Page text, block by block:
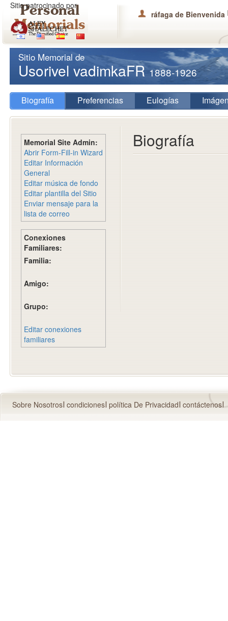
Sitio patrocinado por
ráfaga de Bienvenida
Sitio Memorial de
Usorivel vadimkaFR1888-1926
Biografía Preferencias Eulogías
Memorial Site Admin:
Abrir Form-Fill-in Wizard
Editar Información
General
Editar música de fondo
Editar plantilla del Sitio
Enviar mensaje para la
lista de correo
Conexiones
Familiares:
Familia:
Amigo:
Grupo:
Editar conexiones
familiares
Biografía
Sobre Nosotros condiciones política De Privacidad contáctenos